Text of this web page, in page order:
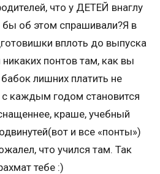
что у ДЕТЕЙ внаглу
бы об этом спрашивали?Я в
вплоть до выпуска
никаких понтов там, как вы
бабок лишних платить не
каждым годом становится
краше, учебный
и все «понты»)
что учился там. Так
тебе :)